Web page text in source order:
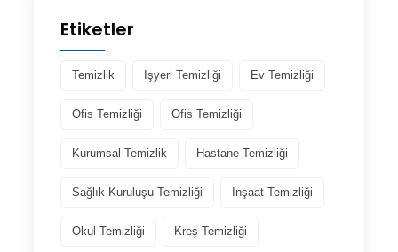
Etiketler
Temizlik Işyeri Temizliği Ev Temizliği
Ofis Temizliği Ofis Temizliği
Kurumsal Temizlik Hastane Temizliği
Sağlık Kuruluşu Temizliği Inşaat Temizliği
Okul Temizliği Kreş Temizliği